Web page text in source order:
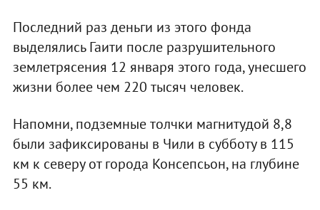
Последний раз деньги из этого фонда
выделялись Гаити после разрушительного
землетрясения 12 января этого года, унесшего
жизни более чем 220 тысяч человек.
Напомни, подземные толчки магнитудой 8,8
были зафиксированы в Чили в субботу в 115
км к северу от города Консепсьон, на глубине
55 км.